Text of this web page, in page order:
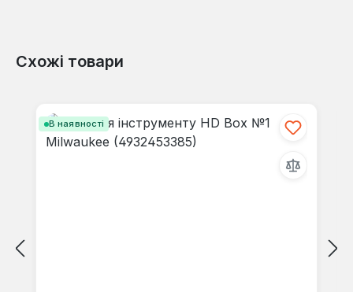
Схожі товари
В наявності